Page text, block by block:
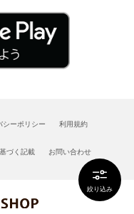
絞り込み
シーポリシー 利用規約
づく記載 お問い合わせ